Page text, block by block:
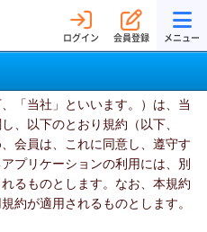
ログイン 会員登録 メニュー
「当社」といいます。）は、当
、以下のとおり規約（以下、
会員は、これに同意し、遵守す
プリケーションの利用には、別
るものとします。なお、本規約
約が適用されるものとします。